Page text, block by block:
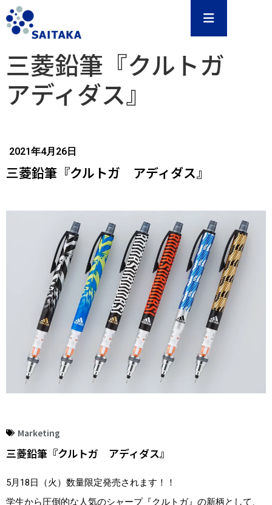
三菱鉛筆『クルトガ
アディダス』
2021年4月26日
三菱鉛筆『クルトガ アディダス』
Marketing
三菱鉛筆『クルトガ アディダス』
5月18日（火）数量限定発売されます！！
学生から圧倒的な人気のシャープ『クルトガ』の新柄として、